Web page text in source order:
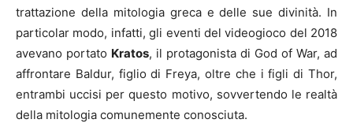
trattazione della mitologia greca e delle sue divinità. In
particolar modo, infatti, gli eventi del videogioco del 2018
avevano portato Kratos, il protagonista di God of War, ad
affrontare Baldur, figlio di Freya, oltre che i figli di Thor,
entrambi uccisi per questo motivo, sovvertendo le realtà
della mitologia comunemente conosciuta.